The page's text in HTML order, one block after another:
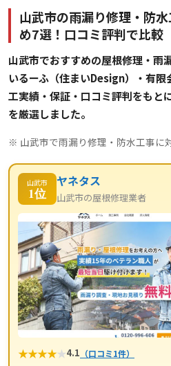
山武市の雨漏り修理・防
め7選！口コミ評判で比較
山武市でおすすめの屋根修理・雨
いるーふ（住まいDesign）・有
工実績・保証・口コミ評判をもと
を厳選しました。
※ 山武市で雨漏り修理・防水工事に
山武市
1位
ヤネタス
山武市の屋根修理業者
★★★★★4.1 （口コミ1件）